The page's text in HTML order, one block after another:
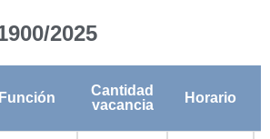
2025
Función
Cantidad
vacancia
Horario